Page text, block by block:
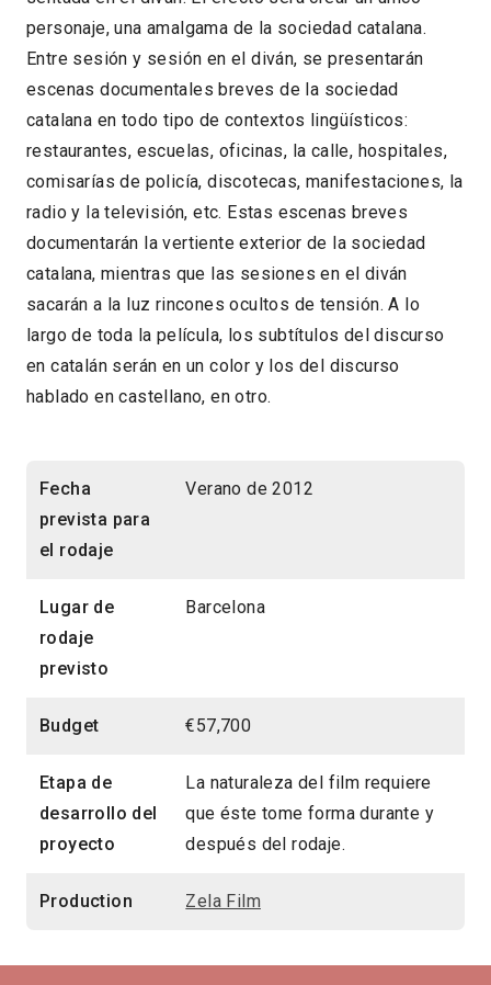
personaje, una amalgama de la sociedad catalana.
Entre sesión y sesión en el diván, se presentarán
escenas documentales breves de la sociedad
catalana en todo tipo de contextos lingüísticos:
restaurantes, escuelas, oficinas, la calle, hospitales,
comisarías de policía, discotecas, manifestaciones, la
radio y la televisión, etc. Estas escenas breves
documentarán la vertiente exterior de la sociedad
catalana, mientras que las sesiones en el diván
sacarán a la luz rincones ocultos de tensión. A lo
largo de toda la película, los subtítulos del discurso
en catalán serán en un color y los del discurso
hablado en castellano, en otro.
Fecha
prevista para
el rodaje
Verano de 2012
Lugar de
rodaje
previsto
Barcelona
Budget €57,700
Etapa de
desarrollo del
proyecto
La naturaleza del film requiere
que éste tome forma durante y
después del rodaje.
Production Zela Film